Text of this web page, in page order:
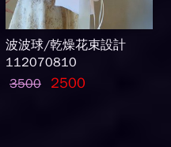
波波球/乾燥花束設計
112070810
3500
2500